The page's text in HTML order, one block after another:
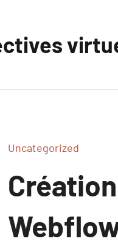
Uncategorized